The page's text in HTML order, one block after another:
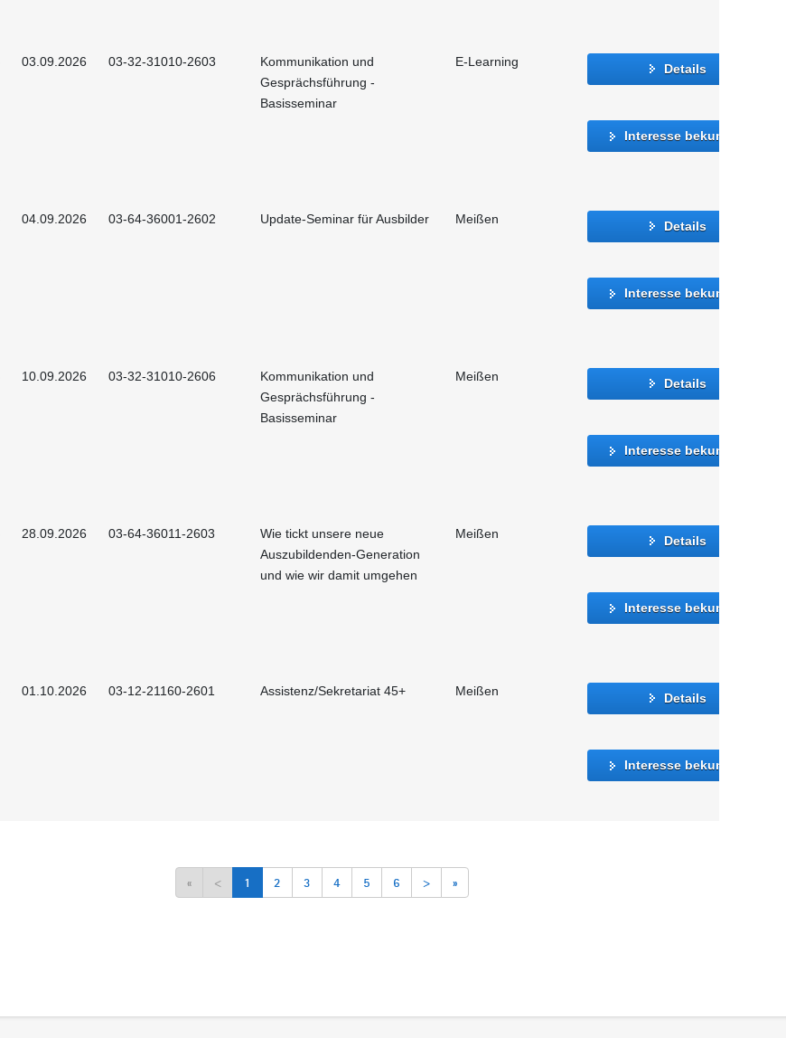
03.09.2026 03-32-31010-2603
Kommunikation und
Gesprächsführung -
Basisseminar
E-Learning Details
Interesse bekunden
04.09.2026 03-64-36001-2602 Update-Seminar für Ausbilder Meißen Details
Interesse bekunden
10.09.2026 03-32-31010-2606
Kommunikation und
Gesprächsführung -
Basisseminar
Meißen Details
Interesse bekunden
28.09.2026 03-64-36011-2603
Wie tickt unsere neue
Auszubildenden-Generation
und wie wir damit umgehen
Meißen Details
Interesse bekunden
01.10.2026 03-12-21160-2601 Assistenz/Sekretariat 45+ Meißen Details
Interesse bekunden
« < 1 2 3 4 5 6 > »